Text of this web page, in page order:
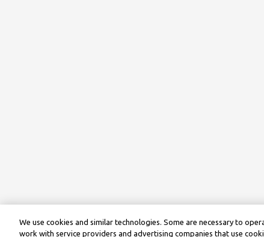
We use cookies and similar technologies. Some are necessary to
work with service providers and advertising companies that use